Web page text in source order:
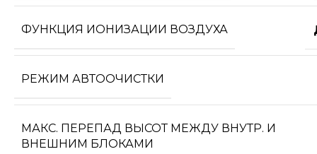
ФУНКЦИЯ ИОНИЗАЦИИ ВОЗДУХА
РЕЖИМ АВТООЧИСТКИ
МАКС. ПЕРЕПАД ВЫСОТ МЕЖДУ ВНУТР. И
ВНЕШНИМ БЛОКАМИ